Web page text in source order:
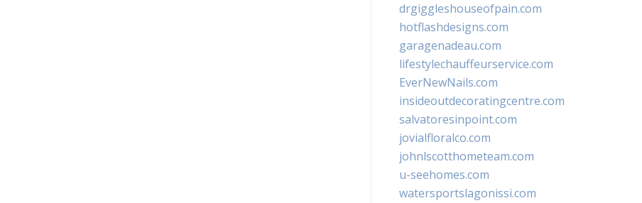
drgiggleshouseofpain.com
hotflashdesigns.com
garagenadeau.com
lifestylechauffeurservice.com
EverNewNails.com
insideoutdecoratingcentre.com
salvatoresinpoint.com
jovialfloralco.com
johnlscotthometeam.com
u-seehomes.com
watersportslagonissi.com